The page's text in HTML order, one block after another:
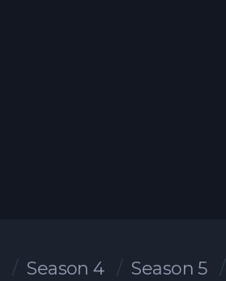
Season 4 Season 5